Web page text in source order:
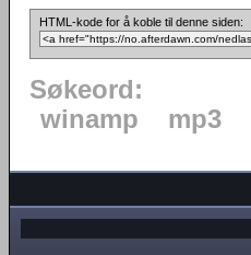
HTML-kode for å koble til denne siden:
Søkeord:
winamp
mp3